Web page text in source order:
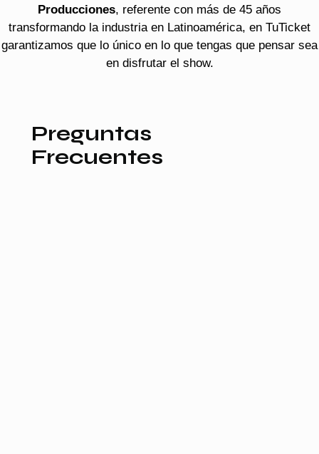
Producciones, referente con más de 45 años
transformando la industria en Latinoamérica, en TuTicket
garantizamos que lo único en lo que tengas que pensar sea
en disfrutar el show.
Preguntas
Frecuentes